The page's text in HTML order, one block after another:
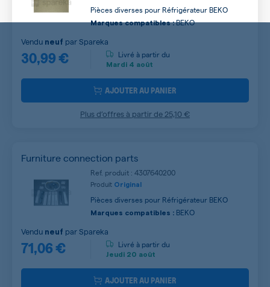
Pièces diverses pour Réfrigérateur BEKO
Marques compatibles :BEKO
30,99 €
Vendu neuf parSpareka
Livré à partir du
Mardi 4 août
AJOUTER AU PANIER
Plus d’offres à partir de 25,10 €
Furniture connection parts
Ref. produit : 4307640200
Produit Original
Pièces diverses pour Réfrigérateur BEKO
Marques compatibles : BEKO
71,06 €
Vendu neuf parSpareka
Livré à partir du
Jeudi 20 août
AJOUTER AU PANIER